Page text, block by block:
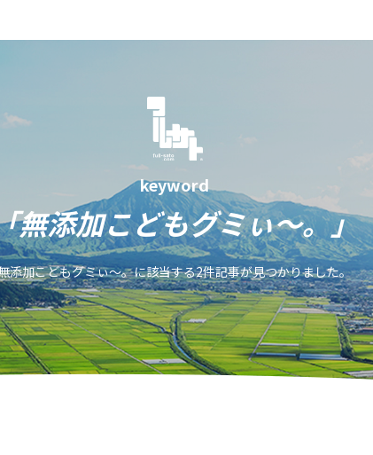
keyword
無添加こどもグミぃ〜。」
添加こどもグミぃ〜。に該当する2件記事が見つかりました。